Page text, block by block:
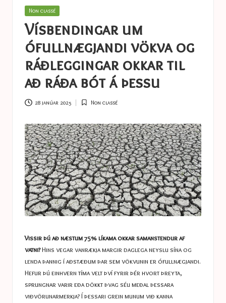
n
n
e
s
a
s
t
u
c
e
s
Posted
Non classé
Vísbendingar um
ófullnægjandi vökva og
ráðleggingar okkar til
að ráða bót á þessu
28 janúar 2025
Posted
Non classé
Vissir þú að næstum 75% líkama okkar samanstendur af
vatni?Hins vegar vanrækja margir daglega neyslu sína og
lenda þannig í aðstæðum þar sem vökvunin er ófullnægjandi.
Hefur þú einhvern tíma velt því fyrir þér hvort þreyta,
sprungnar varir eða dökkt þvag séu meðal þessara
viðvörunarmerkja? Í þessari grein munum við kanna